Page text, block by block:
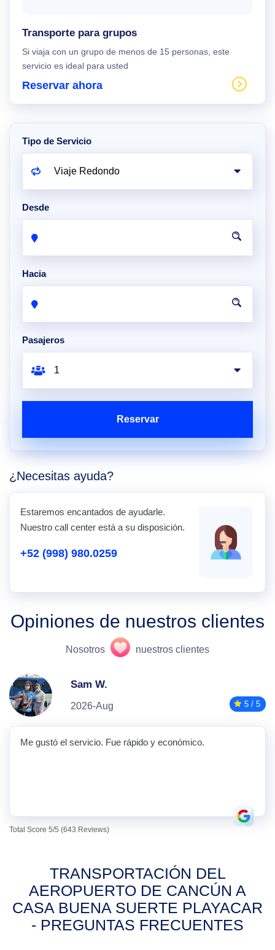
Transporte para grupos
Si viaja con un grupo de menos de 15 personas, este
servicio es ideal para usted
Reservar ahora
Tipo de Servicio
Desde
Hacia
Pasajeros
Reservar
¿Necesitas ayuda?
Estaremos encantados de ayudarle.
Nuestro call center está a su disposición.
+52 (998) 980.0259
Opiniones de nuestros clientes
Nosotros nuestros clientes
Sam W.
2026-Aug 5 / 5
Me gustó el servicio. Fue rápido y económico.
Total Score 5/5 (643 Reviews)
TRANSPORTACIÓN DEL
AEROPUERTO DE CANCÚN A
CASA BUENA SUERTE PLAYACAR
- PREGUNTAS FRECUENTES